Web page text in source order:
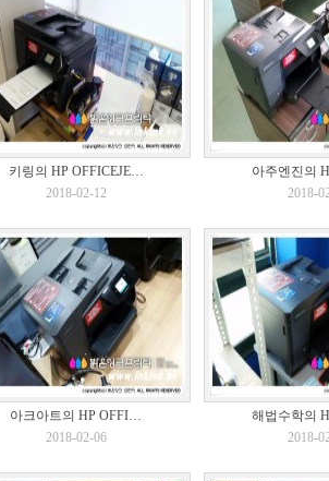
키링의 HP OFFICEJE…
2018-02-12
아주엔진의
2018-
아크아트의 HP OFFI…
2018-02-06
해법수학의
2018-